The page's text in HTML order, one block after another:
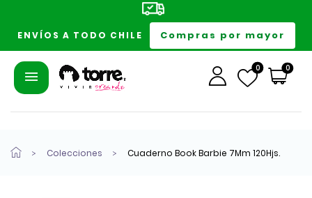
ENVÍOS A TODO CHILE Compras por mayor
0 0
Colecciones Cuaderno Book Barbie 7Mm 120Hjs.